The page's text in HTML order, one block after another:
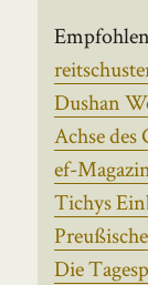
Dushan
Achse des
ef-
Tichys
Die